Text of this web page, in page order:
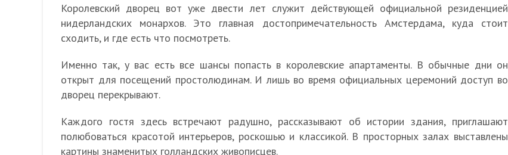
Королевский дворец вот уже двести лет служит действующей официальной резиденцией
нидерландских монархов. Это главная достопримечательность Амстердама, куда стоит
сходить, и где есть что посмотреть.
Именно так, у вас есть все шансы попасть в королевские апартаменты. В обычные дни он
открыт для посещений простолюдинам. И лишь во время официальных церемоний доступ во
дворец перекрывают.
Каждого гостя здесь встречают радушно, рассказывают об истории здания, приглашают
полюбоваться красотой интерьеров, роскошью и классикой. В просторных залах выставлены
картины знаменитых голландских живописцев.